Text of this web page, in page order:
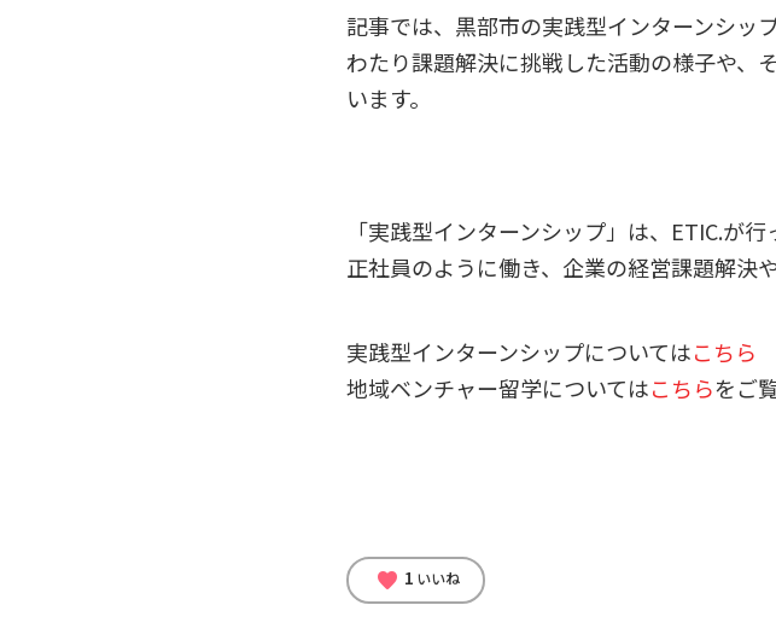
記事では、黒部市の実践型インターンシッ
わたり課題解決に挑戦した活動の様子や、
います。
「実践型インターンシップ」は、ETIC.が
正社員のように働き、企業の経営課題解決
実践型インターンシップについてはこちら
地域ベンチャー留学についてはこちらをご
favorite 1 いいね